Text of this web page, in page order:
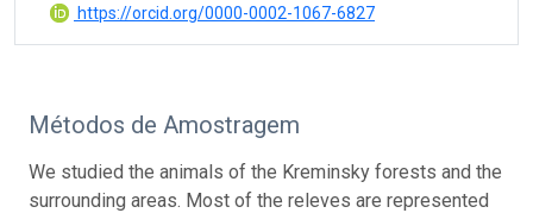
https://orcid.org/0000-0002-1067-6827
Métodos de Amostragem
We studied the animals of the Kreminsky forests and the
surrounding areas. Most of the releves are represented